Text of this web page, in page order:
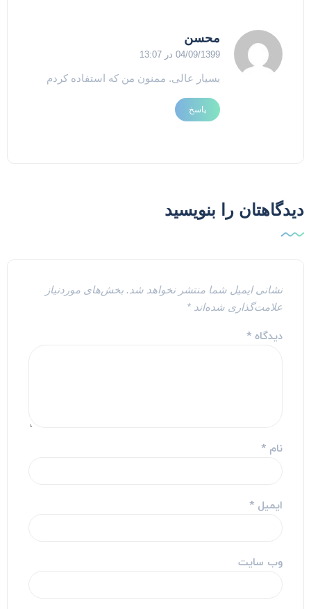
محسن
04/09/1399 در 13:07
بسیار عالی. ممنون من که استفاده کردم
پاسخ
را بنویسید
نشانی ایمیل شما منتشر نخواهد شد. بخش‌های موردنیاز
علامت‌گذاری شده‌اند*
دیدگاه*
نام*
ایمیل*
وب‌ سایت